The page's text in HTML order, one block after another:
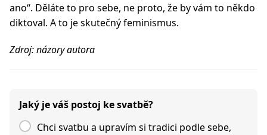
ano“. Děláte to pro sebe, ne proto, že by vám to někdo
diktoval. A to je skutečný feminismus.
Zdroj: názory autora
Jaký je váš postoj ke svatbě?
Chci svatbu a upravím si tradici podle sebe,